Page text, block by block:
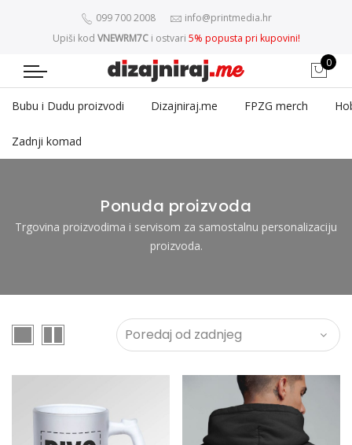
099 700 2008
info@printmedia.hr
Upiši kod VNEWRM7C i ostvari 5% popusta pri kupovini!
0
Bubu i Dudu proizvodi Dizajniraj.me FPZG merch
Zadnji komad
Ponuda proizvoda
Trgovina proizvodima i servisom za samostalnu personalizaciju
proizvoda.